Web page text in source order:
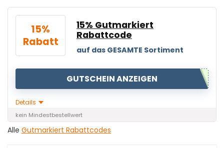
15%
Rabatt
15% Gutmarkiert
Rabattcode
auf das GESAMTE Sortiment
GUTSCHEIN ANZEIGEN
Details
kein Mindestbestellwert
Alle Gutmarkiert Rabattcodes